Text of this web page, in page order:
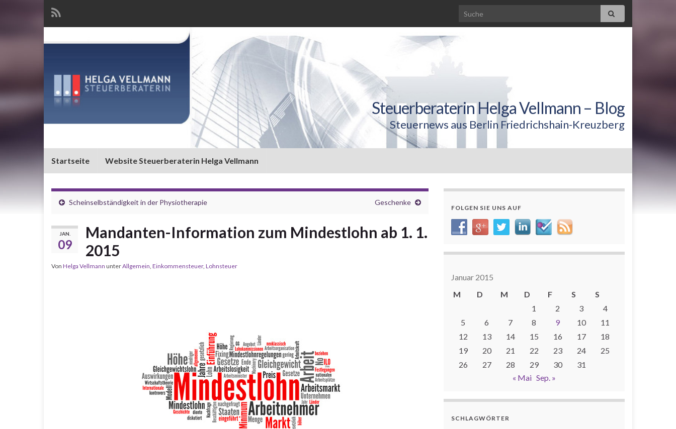
Steuerberaterin Helga Vellmann – Blog
Steuernews aus Berlin Friedrichshain-Kreuzberg
Startseite Website Steuerberaterin Helga Vellmann
Scheinselbständigkeit in der Physiotherapie Geschenke
JAN.
09
Mandanten-Information zum Mindestlohn ab 1. 1.
2015
Von Helga Vellmann unterAllgemein, Einkommensteuer, Lohnsteuer
FOLGEN SIE UNS AUF
Januar 2015
M
D M D F S
S
1
2 3
4
5
6 7 8 9 10
11
12
13 14 15 16 17
18
19
20 21 22 23 24
25
26
27 28 29 30
31
« Mai Sep. »
SCHLAGWÖRTER